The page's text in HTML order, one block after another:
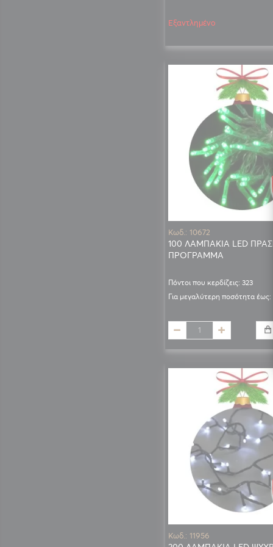
Εξαντλημένο
Κωδ.: 10672
100 ΛΑΜΠΑΚΙΑ LED
ΠΡΟΓΡΑΜΜΑ
Πόντοι που κερδίζεις: 323
Για μεγαλύτερη ποσότητα έως:
Κωδ.: 11956